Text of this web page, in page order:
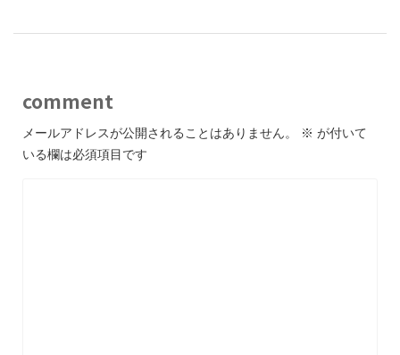
comment
メールアドレスが公開されることはありません。 ※ が付いて
いる欄は必須項目です